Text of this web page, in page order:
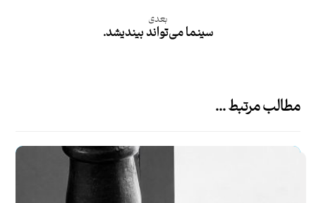
بعدی
سینما می‌تواند بیندیشد.
مطالب مرتبط ...